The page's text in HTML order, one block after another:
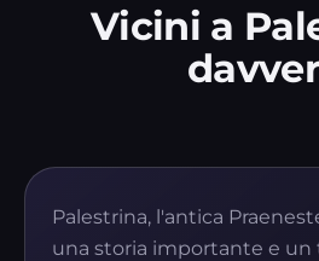
Vicini a
Palestrina, l'antica
una storia importante e un